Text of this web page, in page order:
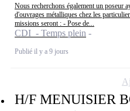
Nous recherchons également un poseur
d'ouvrages métalliques chez les
missions seront : - Pose de...
CDI - Temps plein
Publié il y a 9 jours
H/F MENUISIER